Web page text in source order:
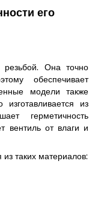
его
резьбой. Она точно
обеспечивает
модели также
из
герметичность
вентиль от влаги и
таких материалов: